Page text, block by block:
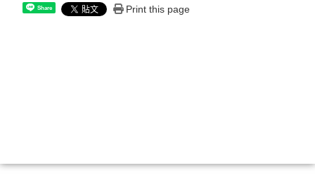
Share Print this page